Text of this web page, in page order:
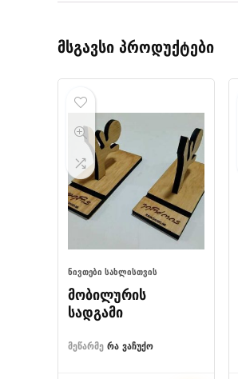
მსგავსი პროდუქტები
ᲜᲘᲕᲗᲔᲑᲘ ᲡᲐᲮᲚᲘᲡᲗᲕᲘᲡ
მობილურის
სადგამი
მეწარმე რა ვაჩუქო